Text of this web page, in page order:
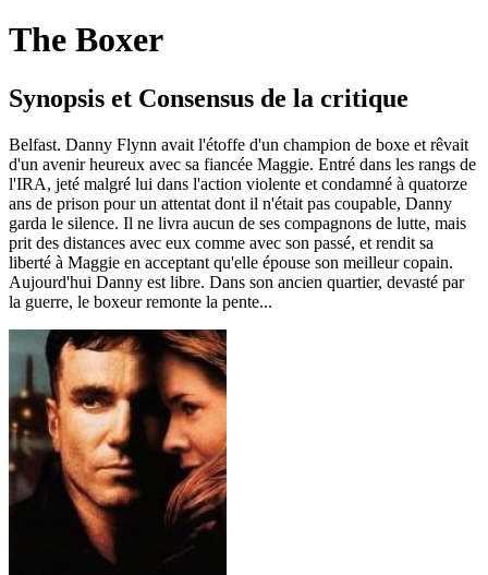
The Boxer
Synopsis et Consensus de la critique
Belfast. Danny Flynn avait l'étoffe d'un champion de boxe et rêvait
d'un avenir heureux avec sa fiancée Maggie. Entré dans les rangs de
l'IRA, jeté malgré lui dans l'action violente et condamné à quatorze
ans de prison pour un attentat dont il n'était pas coupable, Danny
garda le silence. Il ne livra aucun de ses compagnons de lutte, mais
prit des distances avec eux comme avec son passé, et rendit sa
liberté à Maggie en acceptant qu'elle épouse son meilleur copain.
Aujourd'hui Danny est libre. Dans son ancien quartier, devasté par
la guerre, le boxeur remonte la pente...